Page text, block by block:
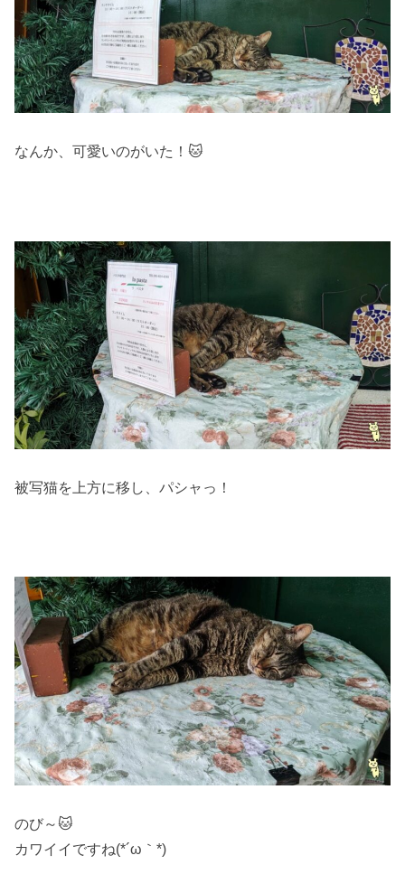
なんか、可愛いのがいた！🐱
被写猫を上方に移し、パシャっ！
のび～🐱
カワイイですね(*´ω｀*)